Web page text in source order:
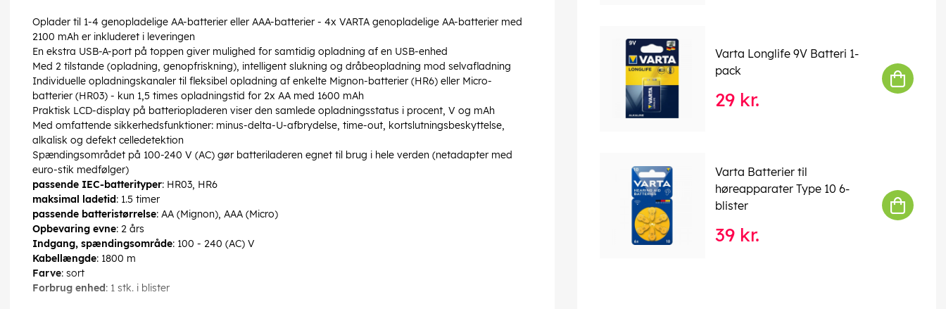
Oplader til 1-4 genopladelige AA-batterier eller AAA-batterier - 4x VARTA genopladelige AA-batterier med
2100 mAh er inkluderet i leveringen
En ekstra USB-A-port på toppen giver mulighed for samtidig opladning af en USB-enhed
Med 2 tilstande (opladning, genopfriskning), intelligent slukning og dråbeopladning mod selvafladning
Individuelle opladningskanaler til fleksibel opladning af enkelte Mignon-batterier (HR6) eller Micro-
batterier (HR03) - kun 1,5 times opladningstid for 2x AA med 1600 mAh
Praktisk LCD-display på batteriopladeren viser den samlede opladningsstatus i procent, V og mAh
Med omfattende sikkerhedsfunktioner: minus-delta-U-afbrydelse, time-out, kortslutningsbeskyttelse,
alkalisk og defekt celledetektion
Spændingsområdet på 100-240 V (AC) gør batteriladeren egnet til brug i hele verden (netadapter med
euro-stik medfølger)
passende IEC-batterityper: HR03, HR6
maksimal ladetid: 1.5 timer
passende batteristørrelse: AA (Mignon), AAA (Micro)
Opbevaring evne: 2 års
Indgang, spændingsområde: 100 - 240 (AC) V
Kabellængde: 1800 m
Farve: sort
Forbrug enhed: 1 stk. i blister
Varta Longlife 9V Batteri 1-
pack
29 kr.
Varta Batterier til
høreapparater Type 10 6-
blister
39 kr.